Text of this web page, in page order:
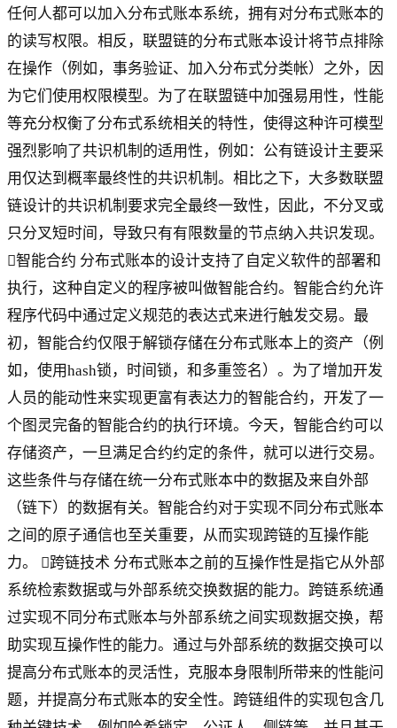
任何人都可以加入分布式账本系统，拥有对分布式账本的
的读写权限。相反，联盟链的分布式账本设计将节点排除
在操作（例如，事务验证、加入分布式分类帐）之外，因
为它们使用权限模型。为了在联盟链中加强易用性，性能
等充分权衡了分布式系统相关的特性，使得这种许可模型
强烈影响了共识机制的适用性，例如：公有链设计主要采
用仅达到概率最终性的共识机制。相比之下，大多数联盟
链设计的共识机制要求完全最终一致性，因此，不分叉或
只分叉短时间，导致只有有限数量的节点纳入共识发现。
智能合约 分布式账本的设计支持了自定义软件的部署和
执行，这种自定义的程序被叫做智能合约。智能合约允许
程序代码中通过定义规范的表达式来进行触发交易。最
初，智能合约仅限于解锁存储在分布式账本上的资产（例
如，使用hash锁，时间锁，和多重签名）。为了增加开发
人员的能动性来实现更富有表达力的智能合约，开发了一
个图灵完备的智能合约的执行环境。今天，智能合约可以
存储资产，一旦满足合约约定的条件，就可以进行交易。
这些条件与存储在统一分布式账本中的数据及来自外部
（链下）的数据有关。智能合约对于实现不同分布式账本
之间的原子通信也至关重要，从而实现跨链的互操作能
力。 跨链技术 分布式账本之前的互操作性是指它从外部
系统检索数据或与外部系统交换数据的能力。跨链系统通
过实现不同分布式账本与外部系统之间实现数据交换，帮
助实现互操作性的能力。通过与外部系统的数据交换可以
提高分布式账本的灵活性，克服本身限制所带来的性能问
题，并提高分布式账本的安全性。跨链组件的实现包含几